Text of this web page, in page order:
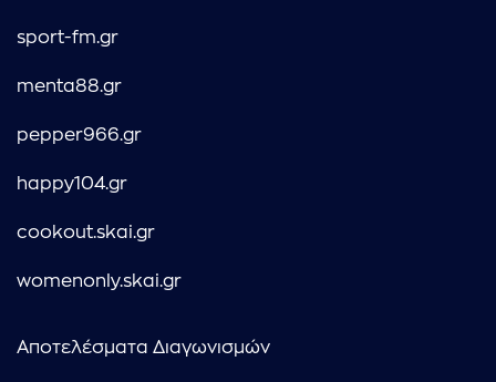
sport-fm.gr
menta88.gr
pepper966.gr
happy104.gr
cookout.skai.gr
womenonly.skai.gr
Αποτελέσματα Διαγωνισμών